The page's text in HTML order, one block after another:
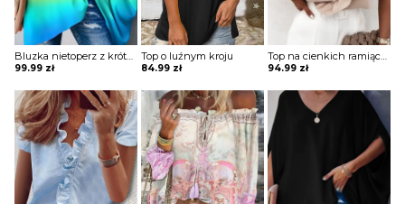
Bluzka nietoperz z krótkim rękawem
99.99 zł
Top o luźnym kroju
84.99 zł
Top na cienkich ramiączkach z falbanką
94.99 zł